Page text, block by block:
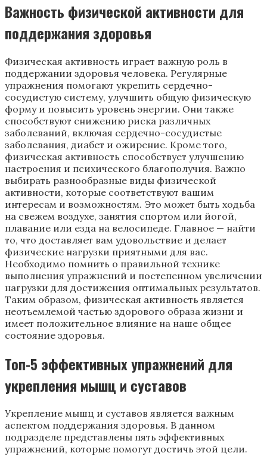
Важность физической активности для
поддержания здоровья
Физическая активность играет важную роль в
поддержании здоровья человека. Регулярные
упражнения помогают укрепить сердечно-
сосудистую систему, улучшить общую физическую
форму и повысить уровень энергии. Они также
способствуют снижению риска различных
заболеваний, включая сердечно-сосудистые
заболевания, диабет и ожирение. Кроме того,
физическая активность способствует улучшению
настроения и психического благополучия. Важно
выбирать разнообразные виды физической
активности, которые соответствуют вашим
интересам и возможностям. Это может быть ходьба
на свежем воздухе, занятия спортом или йогой,
плавание или езда на велосипеде. Главное — найти
то, что доставляет вам удовольствие и делает
физические нагрузки приятными для вас.
Необходимо помнить о правильной технике
выполнения упражнений и постепенном увеличении
нагрузки для достижения оптимальных результатов.
Таким образом, физическая активность является
неотъемлемой частью здорового образа жизни и
имеет положительное влияние на наше общее
состояние здоровья.
Топ-5 эффективных упражнений для
укрепления мышц и суставов
Укрепление мышц и суставов является важным
аспектом поддержания здоровья. В данном
подразделе представлены пять эффективных
упражнений, которые помогут достичь этой цели.